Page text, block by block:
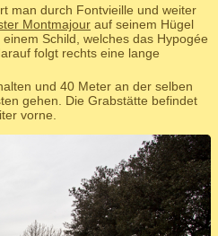
man durch Fontvieille und weiter
Montmajour auf seinem Hügel
Schild, welches das Hypogée
folgt rechts eine lange
und 40 Meter an der selben
gehen. Die Grabstätte befindet
vorne.